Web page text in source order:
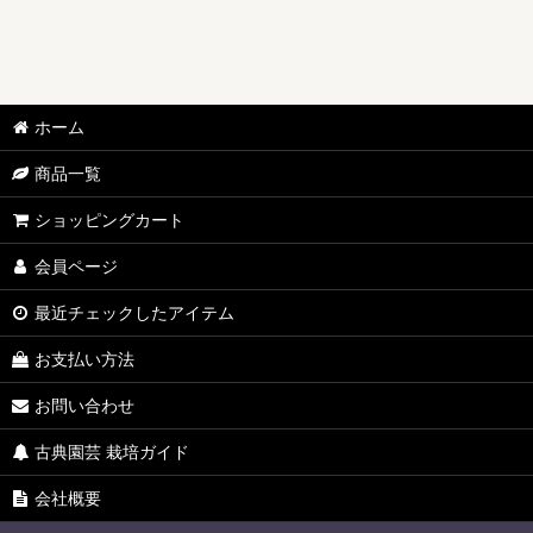
ホーム
商品一覧
ショッピングカート
会員ページ
最近チェックしたアイテム
お支払い方法
お問い合わせ
古典園芸 栽培ガイド
会社概要